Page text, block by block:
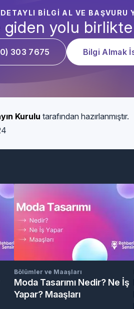
DETAYLI BİLGİ AL VE BAŞVURU
yolu birlikte
303 7675 Bilgi Almak
Kurulu tarafından hazırlanmıştır.
Bölümler ve Maaşları
Moda Tasarımı Nedir? Ne İş
Yapar? Maaşları